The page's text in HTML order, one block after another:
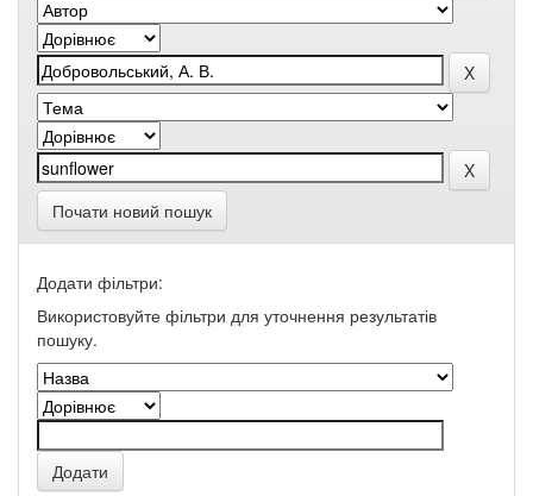
Почати новий пошук
Додати фільтри:
Використовуйте фільтри для уточнення результатів
пошуку.